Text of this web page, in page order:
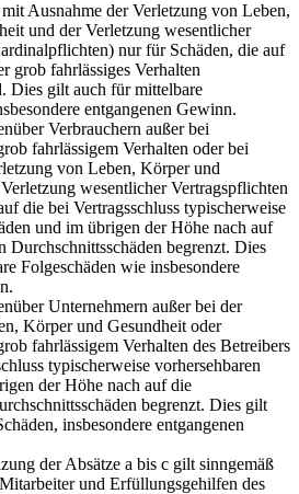
Ausnahme der Verletzung von Leben,
und der Verletzung wesentlicher
nur für Schäden, die auf
grob fahrlässiges Verhalten
Dies gilt auch für mittelbare
entgangenen Gewinn.
Verbrauchern außer bei
fahrlässigem Verhalten oder bei
von Leben, Körper und
wesentlicher Vertragspflichten
die bei Vertragsschluss typischerweise
und im übrigen der Höhe nach auf
Durchschnittsschäden begrenzt. Dies
Folgeschäden wie insbesondere
Unternehmern außer bei der
Körper und Gesundheit oder
fahrlässigem Verhalten des Betreibers
typischerweise vorhersehbaren
der Höhe nach auf die
begrenzt. Dies gilt
insbesondere entgangenen
der Absätze a bis c gilt sinngemäß
und Erfüllungsgehilfen des